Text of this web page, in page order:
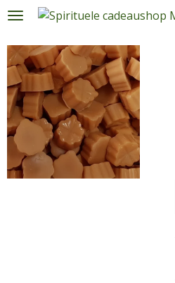
Ga
naar
de
hoofdinhoud